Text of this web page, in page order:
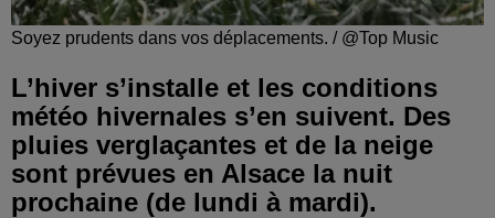
Soyez prudents dans vos déplacements. / @Top Music
L’hiver s’installe et les conditions
météo hivernales s’en suivent. Des
pluies verglaçantes et de la neige
sont prévues en Alsace la nuit
prochaine (de lundi à mardi).